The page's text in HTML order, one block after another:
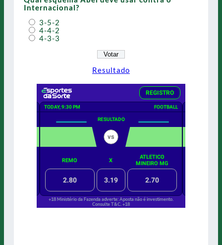
Internacional?
3-5-2
4-4-2
4-3-3
Resultado